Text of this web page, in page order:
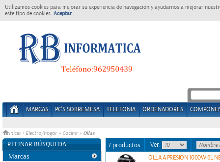
Utilizamos cookies para mejorar su experiencia de navegación y ayudarnos a mejorar
este tipo de cookies. Aceptar
MARCAS PC'S SOBREMESA TELEFONIA ORDENADORES
Inicio > Electro/hogar » Cocina » Ollas
REFINAR BÚSQUEDA
Marcas
7 productos Ver:
OLLA A PRESION 1000W 6L